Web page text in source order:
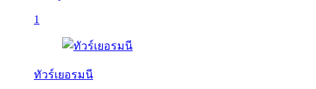
1
ทัวร์เยอรมนี